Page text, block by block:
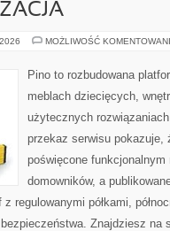
MOŻLIWOŚĆ
Pino to rozbudowana
meblach dziecięcych,
użytecznych
przekaz serwisu pokazuje,
poświęcone
domowników, a
regulowanymi półkami,
Znajdziesz na